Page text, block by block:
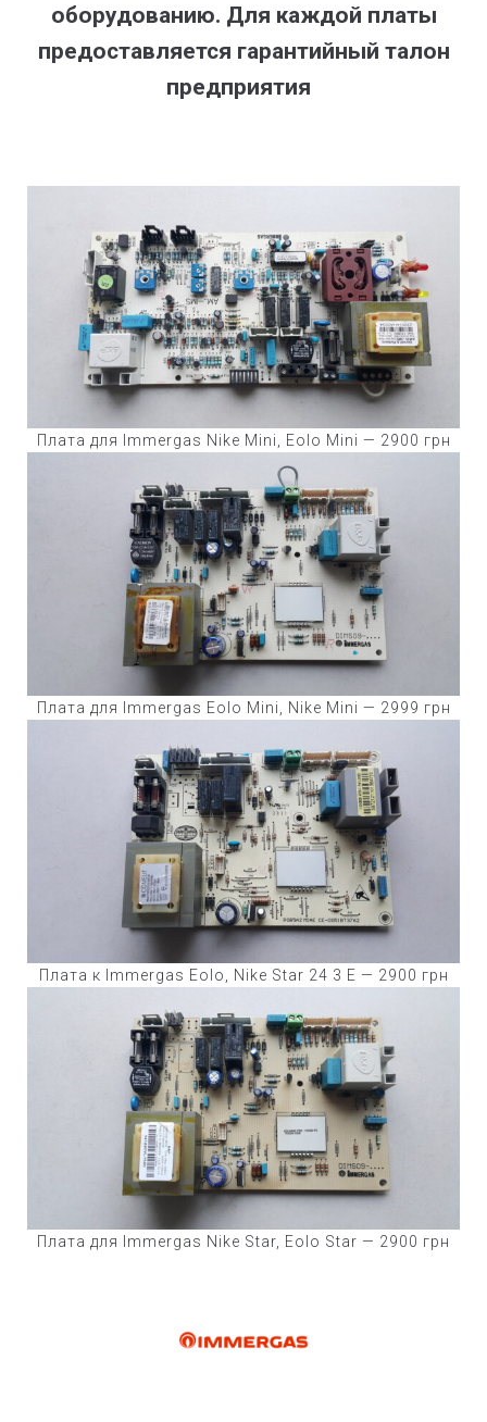
оборудованию. Для каждой платы
предоставляется гарантийный талон
предприятия
Плата для Immergas Nike Mini, Eolo Mini — 2900 грн
Плата для Immergas Eolo Mini, Nike Mini — 2999 грн
Плата к Immergas Eolo, Nike Star 24 3 E — 2900 грн
Плата для Immergas Nike Star, Eolo Star — 2900 грн